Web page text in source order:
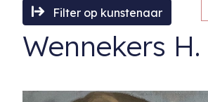
Filter op kunstenaar
Wennekers H.